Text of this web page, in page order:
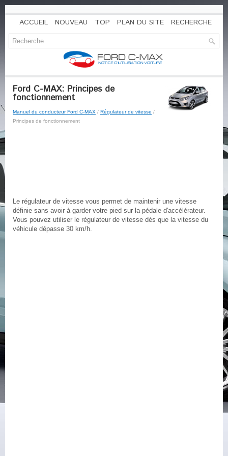
ACCUEIL NOUVEAU TOP PLAN DU SITE RECHERCHE
Ford C-MAX: Principes de
fonctionnement
Manuel du conducteur Ford C-MAX / Régulateur de vitesse /
Principes de fonctionnement
Le régulateur de vitesse vous permet de maintenir une vitesse
définie sans avoir à garder votre pied sur la pédale d'accélérateur.
Vous pouvez utiliser le régulateur de vitesse dès que la vitesse du
véhicule dépasse 30 km/h.